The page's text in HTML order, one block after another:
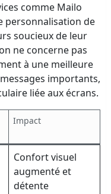
comme Mailo
personnalisation de
soucieux de leur
ne concerne pas
à une meilleure
importants,
liée aux écrans.
Impact
Confort visuel
augmenté et
détente